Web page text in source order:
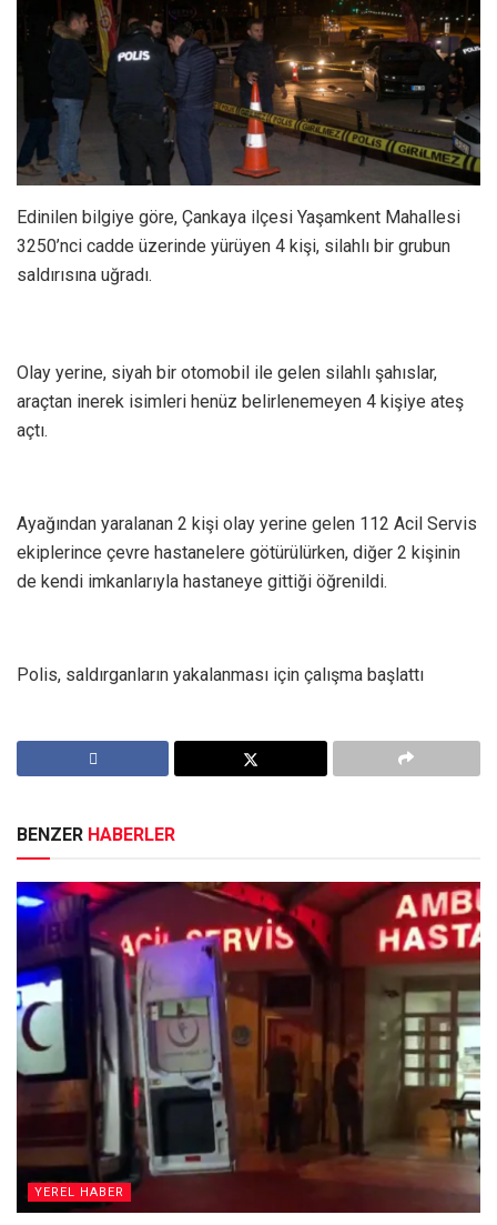
Edinilen bilgiye göre, Çankaya ilçesi Yaşamkent Mahallesi
3250’nci cadde üzerinde yürüyen 4 kişi, silahlı bir grubun
saldırısına uğradı.
Olay yerine, siyah bir otomobil ile gelen silahlı şahıslar,
araçtan inerek isimleri henüz belirlenemeyen 4 kişiye ateş
açtı.
Ayağından yaralanan 2 kişi olay yerine gelen 112 Acil Servis
ekiplerince çevre hastanelere götürülürken, diğer 2 kişinin
de kendi imkanlarıyla hastaneye gittiği öğrenildi.
Polis, saldırganların yakalanması için çalışma başlattı
BENZER HABERLER
YEREL HABER